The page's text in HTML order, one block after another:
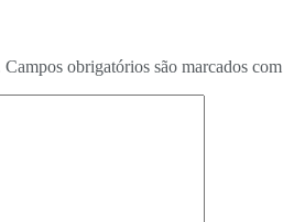
Campos obrigatórios são marcados com